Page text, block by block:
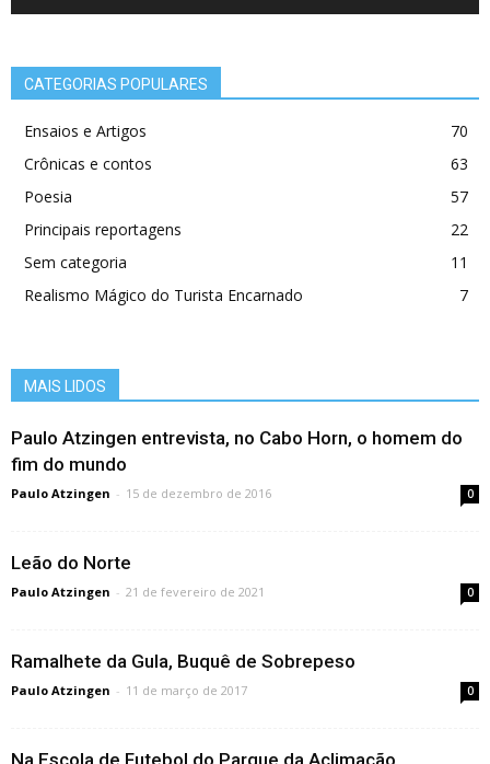
CATEGORIAS POPULARES
Ensaios e Artigos
70
Crônicas e contos
63
Poesia
57
Principais reportagens
22
Sem categoria
11
Realismo Mágico do Turista Encarnado
7
MAIS LIDOS
Paulo Atzingen entrevista, no Cabo Horn, o homem do
fim do mundo
Paulo Atzingen - 15 de dezembro de 2016 0
Leão do Norte
Paulo Atzingen - 21 de fevereiro de 2021 0
Ramalhete da Gula, Buquê de Sobrepeso
Paulo Atzingen - 11 de março de 2017 0